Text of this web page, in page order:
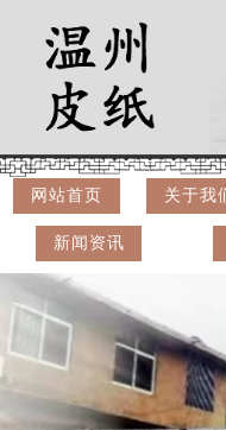
网站首页 关于我
新闻资讯